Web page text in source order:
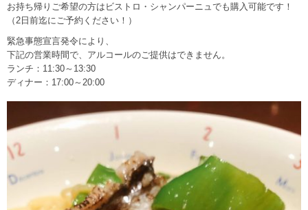
お持ち帰りご希望の方はビストロ・シャンパーニュでも購入可能です！
（2日前迄にご予約ください！）
緊急事態宣言発令により、
下記の営業時間で、アルコールのご提供はできません。
ランチ：11:30～13:30
ディナー：17:00～20:00